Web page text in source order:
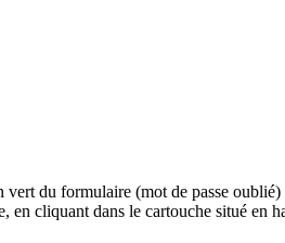
vert du formulaire (mot de passe oublié)
cliquant dans le cartouche situé en